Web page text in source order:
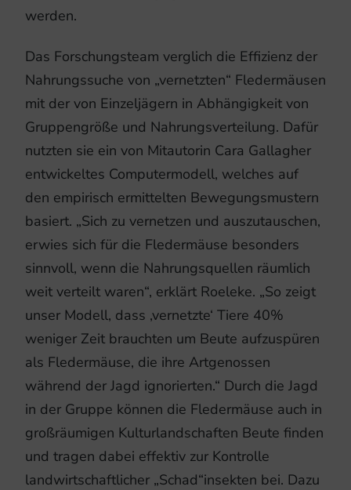
werden.
Das Forschungsteam verglich die Effizienz der
Nahrungssuche von „vernetzten“ Fledermäusen
mit der von Einzeljägern in Abhängigkeit von
Gruppengröße und Nahrungsverteilung. Dafür
nutzten sie ein von Mitautorin Cara Gallagher
entwickeltes Computermodell, welches auf
den empirisch ermittelten Bewegungsmustern
basiert. „Sich zu vernetzen und auszutauschen,
erwies sich für die Fledermäuse besonders
sinnvoll, wenn die Nahrungsquellen räumlich
weit verteilt waren“, erklärt Roeleke. „So zeigt
unser Modell, dass ‚vernetzte‘ Tiere 40%
weniger Zeit brauchten um Beute aufzuspüren
als Fledermäuse, die ihre Artgenossen
während der Jagd ignorierten.“ Durch die Jagd
in der Gruppe können die Fledermäuse auch in
großräumigen Kulturlandschaften Beute finden
und tragen dabei effektiv zur Kontrolle
landwirtschaftlicher „Schad“insekten bei. Dazu